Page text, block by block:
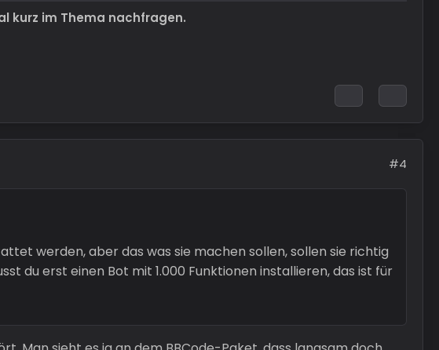
kurz im Thema nachfragen.
#4
werden, aber das was sie machen sollen, sollen sie richtig
du erst einen Bot mit 1.000 Funktionen installieren, das ist für